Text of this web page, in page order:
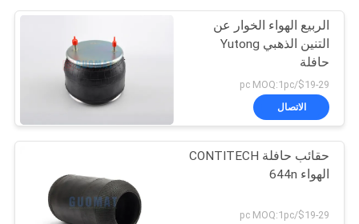
الربيع الهواء الخوار عن
التنين الذهبي Yutong
حافلة
$19-29/pc MOQ:1pc
الاتصال
حقائب حافلة CONTITECH
الهواء 644n
$19-29/pc MOQ:1pc